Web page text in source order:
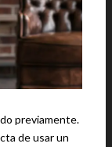
previamente.
de usar un